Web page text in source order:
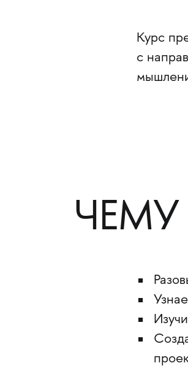
Курс
с